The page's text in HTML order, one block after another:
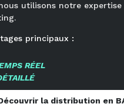
utilisons notre expertise
principaux :
RÉEL
la distribution en